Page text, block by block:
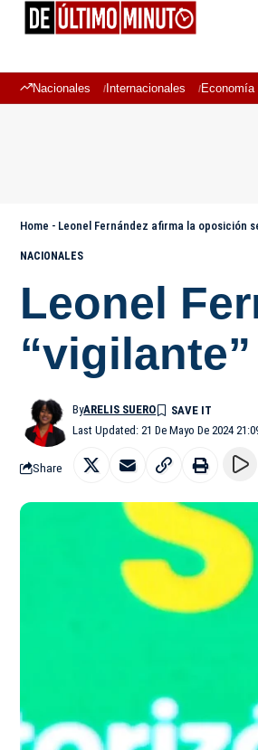
Nacionales Internacionales Economía
Home - Leonel Fernández afirma la oposición
NACIONALES
Leonel
“vigilante”
Last Updated: 21 De Mayo De 2024
ByARELIS SUERO
Share